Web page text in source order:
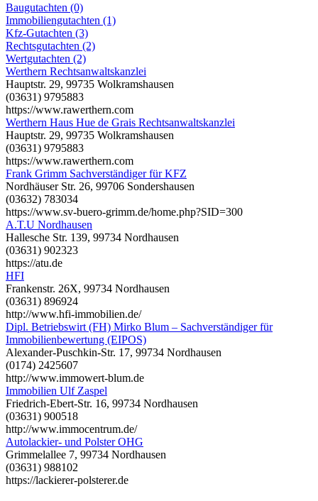
Baugutachten (0)
Immobiliengutachten (1)
Kfz-Gutachten (3)
Rechtsgutachten (2)
Wertgutachten (2)
Werthern Rechtsanwaltskanzlei
Hauptstr. 29, 99735 Wolkramshausen
(03631) 9795883
https://www.rawerthern.com
Werthern Haus Hue de Grais Rechtsanwaltskanzlei
Hauptstr. 29, 99735 Wolkramshausen
(03631) 9795883
https://www.rawerthern.com
Frank Grimm Sachverständiger für KFZ
Nordhäuser Str. 26, 99706 Sondershausen
(03632) 783034
https://www.sv-buero-grimm.de/home.php?SID=300
A.T.U Nordhausen
Hallesche Str. 139, 99734 Nordhausen
(03631) 902323
https://atu.de
HFI
Frankenstr. 26X, 99734 Nordhausen
(03631) 896924
http://www.hfi-immobilien.de/
Dipl. Betriebswirt (FH) Mirko Blum – Sachverständiger für
Immobilienbewertung (EIPOS)
Alexander-Puschkin-Str. 17, 99734 Nordhausen
(0174) 2425607
http://www.immowert-blum.de
Immobilien Ulf Zaspel
Friedrich-Ebert-Str. 16, 99734 Nordhausen
(03631) 900518
http://www.immocentrum.de/
Autolackier- und Polster OHG
Grimmelallee 7, 99734 Nordhausen
(03631) 988102
https://lackierer-polsterer.de